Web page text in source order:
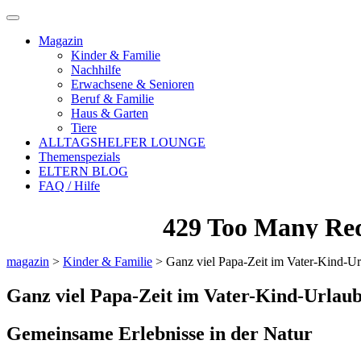
Magazin
Kinder & Familie
Nachhilfe
Erwachsene & Senioren
Beruf & Familie
Haus & Garten
Tiere
ALLTAGSHELFER LOUNGE
Themenspezials
ELTERN BLOG
FAQ / Hilfe
magazin > Kinder & Familie > Ganz viel Papa-Zeit im Vater-Kind-
Ganz viel Papa-Zeit im Vater-Kind-
Gemeinsame Erlebnisse in der Natur